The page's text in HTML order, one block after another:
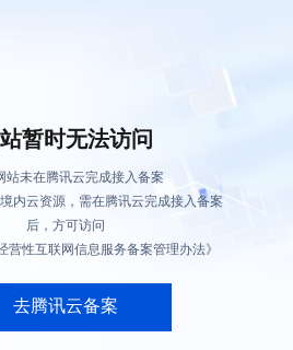
暂时无法访问
站未在腾讯云完成接入备案
内云资源，需在腾讯云完成接入备案
后，方可访问
营性互联网信息服务备案管理办法》
去腾讯云备案